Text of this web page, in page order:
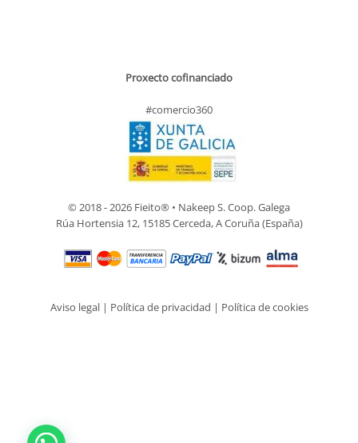
Proxecto cofinanciado
#comercio360
© 2018 - 2026 Fieito® • Nakeep S. Coop. Galega
Rúa Hortensia 12, 15185 Cerceda, A Coruña (España)
Aviso legal| Política de privacidad | Política de cookies